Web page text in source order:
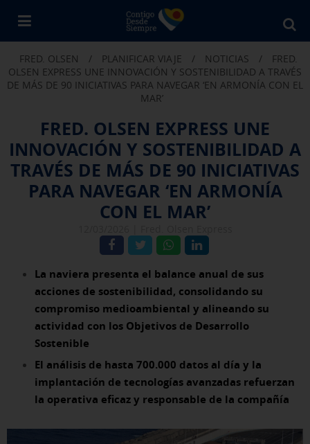
FRED. OLSEN / PLANIFICAR VIAJE / NOTICIAS /
FRED.
OLSEN EXPRESS UNE INNOVACIÓN Y SOSTENIBILIDAD A TRAVÉS
DE MÁS DE 90 INICIATIVAS PARA NAVEGAR ‘EN ARMONÍA CON EL
MAR’
FRED. OLSEN EXPRESS UNE
INNOVACIÓN Y SOSTENIBILIDAD A
TRAVÉS DE MÁS DE 90 INICIATIVAS
PARA NAVEGAR ‘EN ARMONÍA
CON EL MAR’
La naviera presenta el balance anual de sus
acciones de sostenibilidad, consolidando su
compromiso medioambiental y alineando su
actividad con los Objetivos de Desarrollo
Sostenible
El análisis de hasta 700.000 datos al día y la
implantación de tecnologías avanzadas refuerzan
la operativa eficaz y responsable de la compañía